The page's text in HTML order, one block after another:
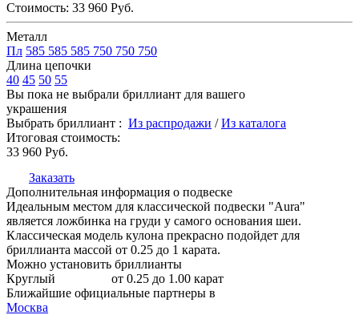
Стоимость: 33 960 Руб.
Металл
Пл 585 585 585 750 750 750
Длина цепочки
40 45 50 55
Вы пока не выбрали бриллиант для вашего
украшения
Выбрать бриллиант : Из распродажи /Из каталога
Итоговая стоимость:
33 960 Руб.
Заказать
Дополнительная информация о подвеске
Идеальным местом для классической подвески "Aura"
является ложбинка на груди у самого основания шеи.
Классическая модель кулона прекрасно подойдет для
бриллианта массой от 0.25 до 1 карата.
Можно установить бриллианты
Круглый
от 0.25 до 1.00 карат
Ближайшие официальные партнеры в
Москва